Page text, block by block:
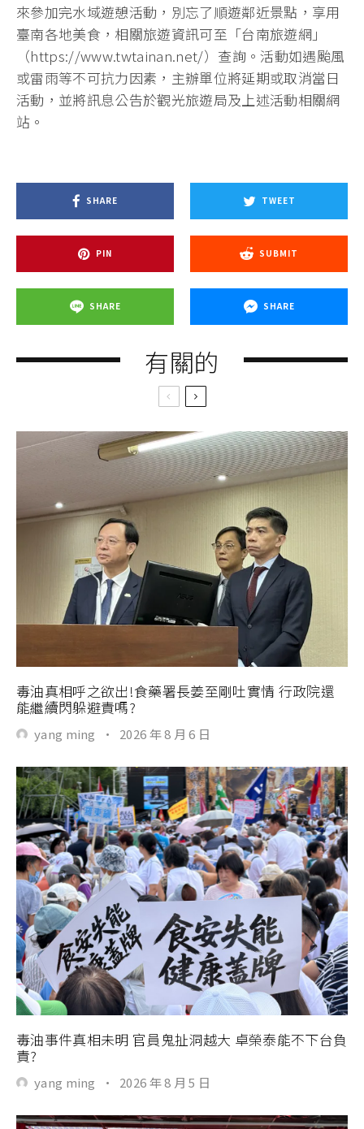
來參加完水域遊憩活動，別忘了順遊鄰近景點，享用
臺南各地美食，相關旅遊資訊可至「台南旅遊網」
（https://www.twtainan.net/）查詢。活動如遇颱風
或雷雨等不可抗力因素，主辦單位將延期或取消當日
活動，並將訊息公告於觀光旅遊局及上述活動相關網
站。
SHARE TWEET
PIN SUBMIT
SHARE SHARE
有關的
毒油真相呼之欲出!食藥署長姜至剛吐實情 行政院還
能繼續閃躲避責嗎?
yang ming · 2026 年 8 月 6 日
毒油事件真相未明 官員鬼扯洞越大 卓榮泰能不下台負
責?
yang ming · 2026 年 8 月 5 日